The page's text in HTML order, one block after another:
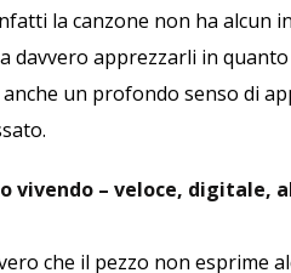
la canzone non ha alcun
davvero apprezzarli in
un profondo senso di
vivendo – veloce, digitale,
che il pezzo non esprime